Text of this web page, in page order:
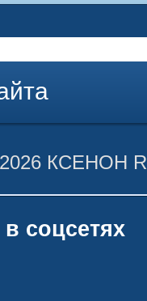
КСЕНОН
соцсетях